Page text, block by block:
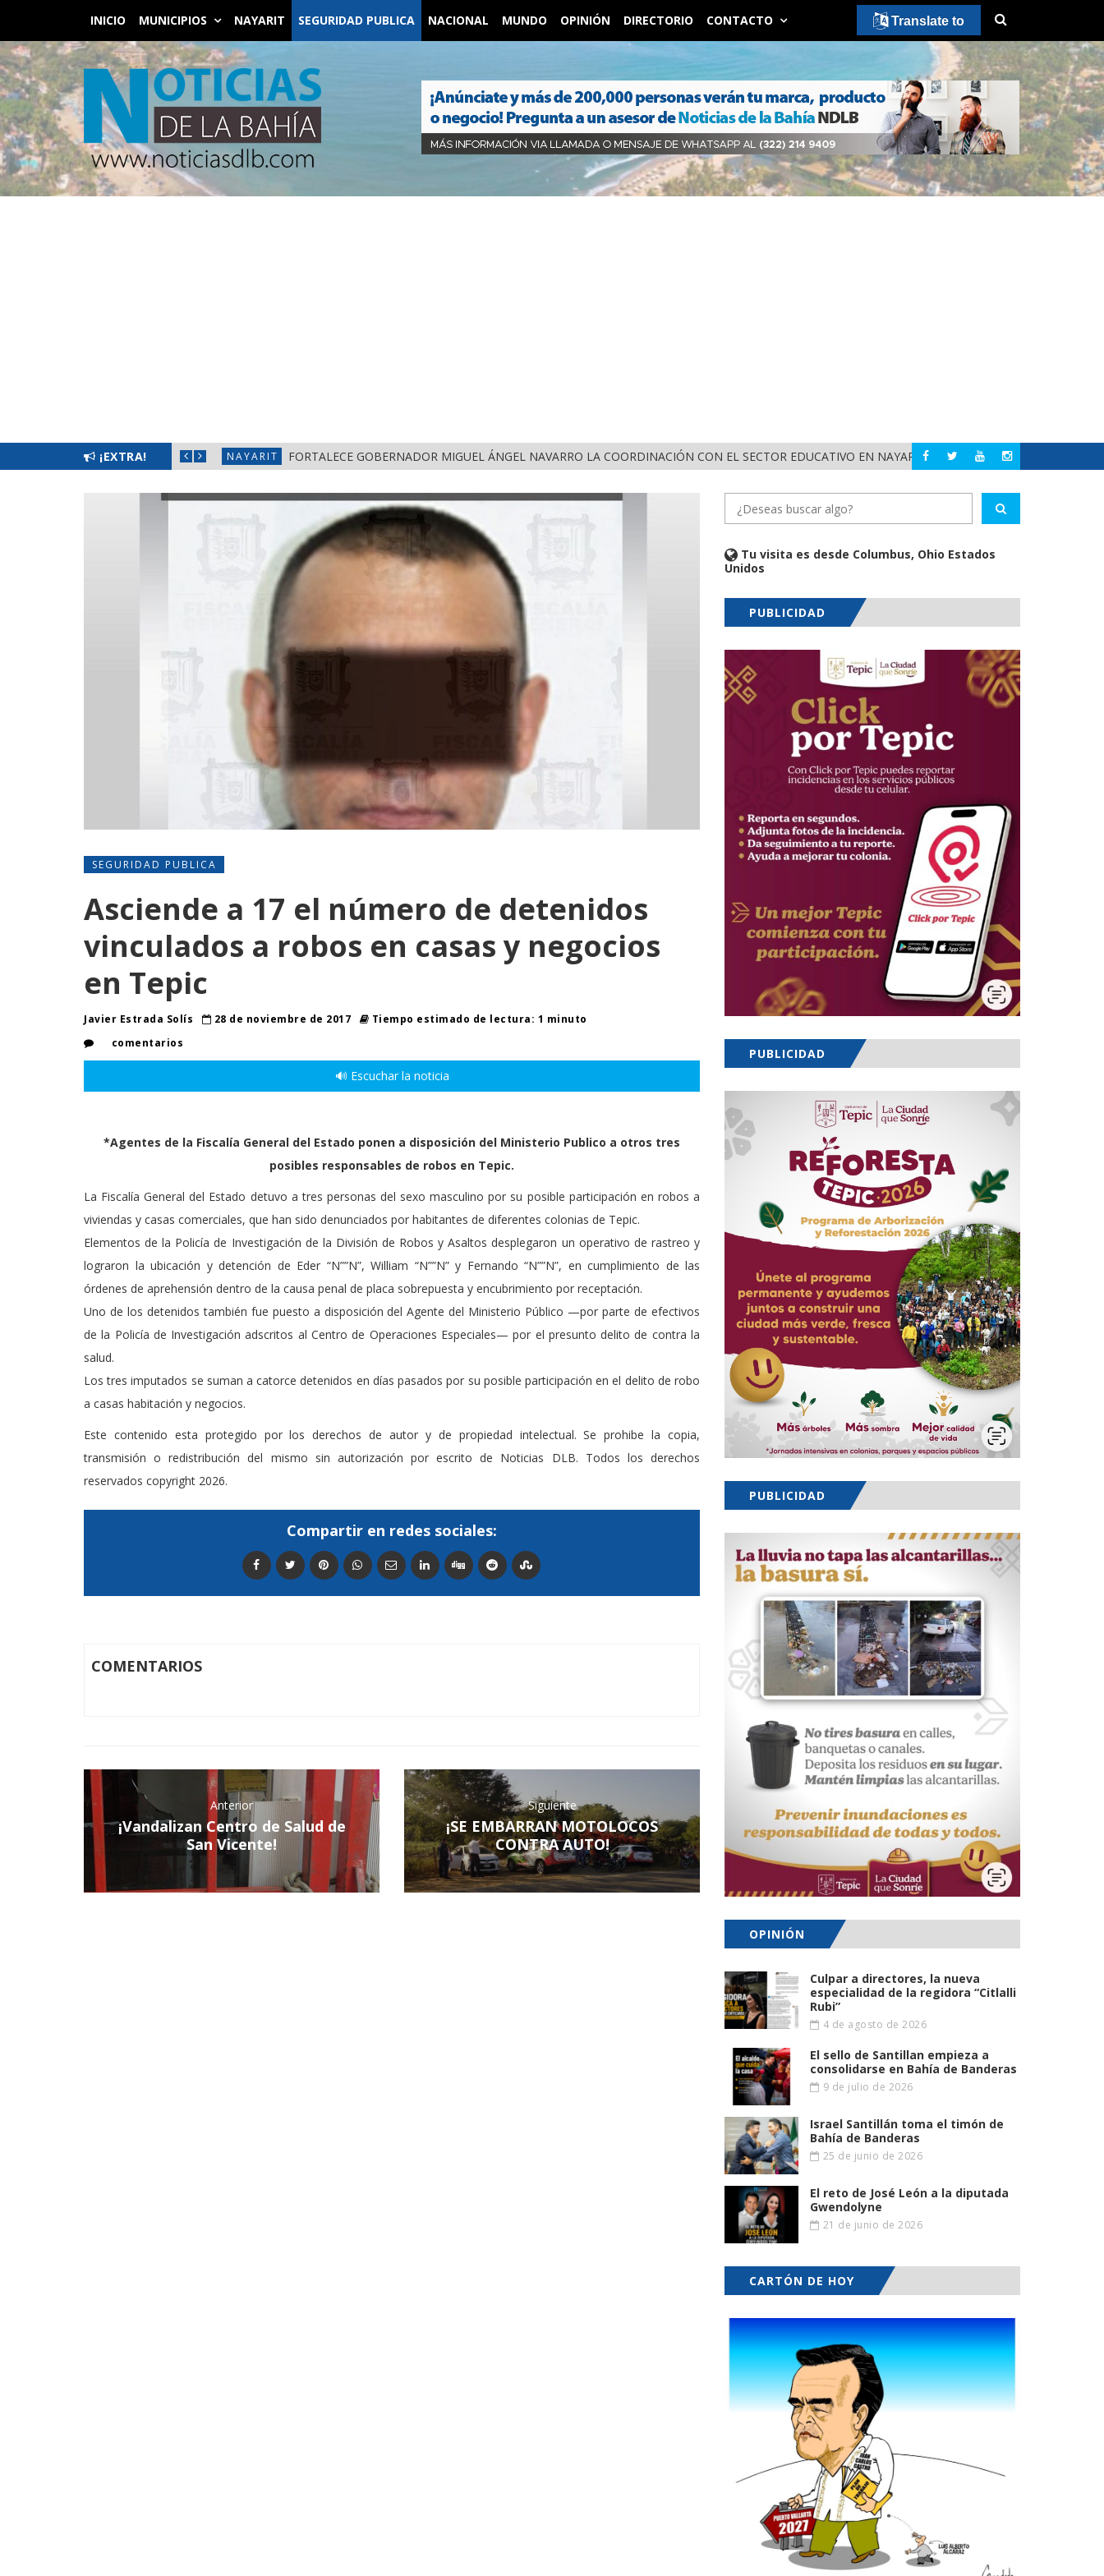
INICIO MUNICIPIOS NAYARIT SEGURIDAD PUBLICA NACIONAL MUNDO OPINIÓN DIRECTORIO CONTACTO
¡EXTRA!
BIENESTAR EN NAYARIT NAYARIT FORTALECE GOBERNADOR MIGUEL ÁNGEL NAVARRO LA COORDINACIÓN CON EL SECTOR EDUCATIVO EN NAYARIT NAYARIT ALERTA DIF
SEGURIDAD PUBLICA
Asciende a 17 el número de detenidos
vinculados a robos en casas y negocios
en Tepic
Javier Estrada Solís 28 de noviembre de 2017
Tiempo estimado de lectura: 1 minuto
comentarios
🔊 Escuchar la noticia
*Agentes de la Fiscalía General del Estado ponen a disposición del Ministerio Publico a otros tres
posibles responsables de robos en Tepic.
La Fiscalía General del Estado detuvo a tres personas del sexo masculino por su posible participación en robos a
viviendas y casas comerciales, que han sido denunciados por habitantes de diferentes colonias de Tepic.
Elementos de la Policía de Investigación de la División de Robos y Asaltos desplegaron un operativo de rastreo y
lograron la ubicación y detención de Eder “N””N”, William “N””N” y Fernando “N””N”, en cumplimiento de las
órdenes de aprehensión dentro de la causa penal de placa sobrepuesta y encubrimiento por receptación.
Uno de los detenidos también fue puesto a disposición del Agente del Ministerio Público —por parte de efectivos
de la Policía de Investigación adscritos al Centro de Operaciones Especiales— por el presunto delito de contra la
salud.
Los tres imputados se suman a catorce detenidos en días pasados por su posible participación en el delito de robo
a casas habitación y negocios.
Este contenido esta protegido por los derechos de autor y de propiedad intelectual. Se prohibe la copia,
transmisión o redistribución del mismo sin autorización por escrito de Noticias DLB. Todos los derechos
reservados copyright 2026.
Compartir en redes sociales:
COMENTARIOS
Anterior
¡Vandalizan Centro de Salud de
San Vicente!
Siguiente
¡SE EMBARRAN MOTOLOCOS
CONTRA AUTO!
Tu visita es desde Columbus, Ohio Estados
Unidos
PUBLICIDAD
PUBLICIDAD
PUBLICIDAD
OPINIÓN
Culpar a directores, la nueva
especialidad de la regidora “Citlalli
Rubi”
4 de agosto de 2026
El sello de Santillan empieza a
consolidarse en Bahía de Banderas
9 de julio de 2026
Israel Santillán toma el timón de
Bahía de Banderas
25 de junio de 2026
El reto de José León a la diputada
Gwendolyne
21 de junio de 2026
CARTÓN DE HOY
Translate to